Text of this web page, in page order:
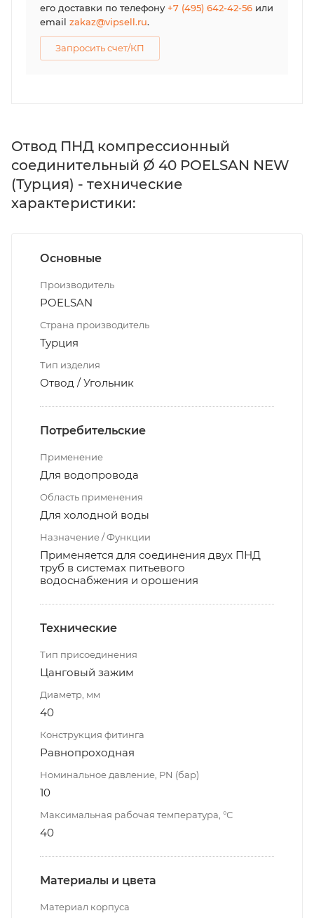
его доставки по телефону+7 (495) 642-42-56 или
email zakaz@vipsell.ru.
Запросить счет/КП
Отвод ПНД компрессионный
соединительный Ø 40 POELSAN NEW
(Турция) - технические
характеристики:
Основные
Производитель
POELSAN
Страна производитель
Турция
Тип изделия
Отвод / Угольник
Потребительские
Применение
Для водопровода
Область применения
Для холодной воды
Назначение / Функции
Применяется для соединения двух ПНД
труб в системах питьевого
водоснабжения и орошения
Технические
Тип присоединения
Цанговый зажим
Диаметр, мм
40
Конструкция фитинга
Равнопроходная
Номинальное давление, PN (бар)
10
Максимальная рабочая температура, °С
40
Материалы и цвета
Материал корпуса